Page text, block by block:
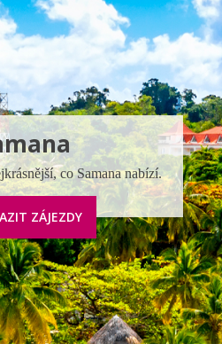
co Samana nabízí.
ZÁJEZDY